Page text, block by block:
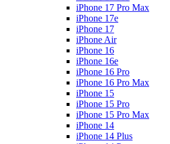
iPhone 17 Pro Max
iPhone 17e
iPhone 17
iPhone Air
iPhone 16
iPhone 16e
iPhone 16 Pro
iPhone 16 Pro Max
iPhone 15
iPhone 15 Pro
iPhone 15 Pro Max
iPhone 14
iPhone 14 Plus